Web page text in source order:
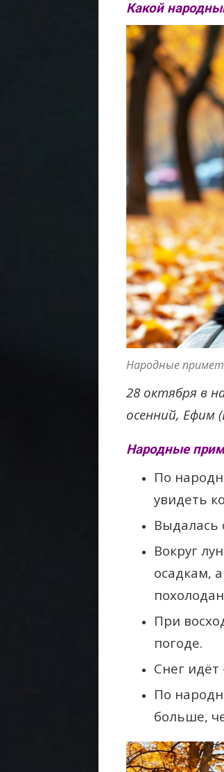
Какой
Народные
28 октября в
осенний, Ефим
Народные
По
увидеть
Выдалась
Вокруг
осадкам,
При
погоде.
Снег
По
больше,